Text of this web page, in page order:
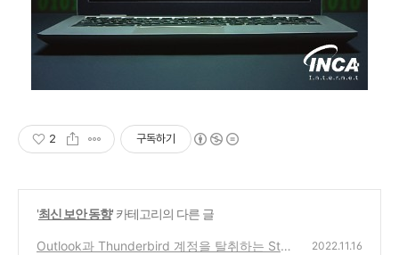
2 구독하기
'최신 보안 동향' 카테고리의 다른 글
Outlook과 Thunderbird 계정을 탈취하는 Str
2022.11.16